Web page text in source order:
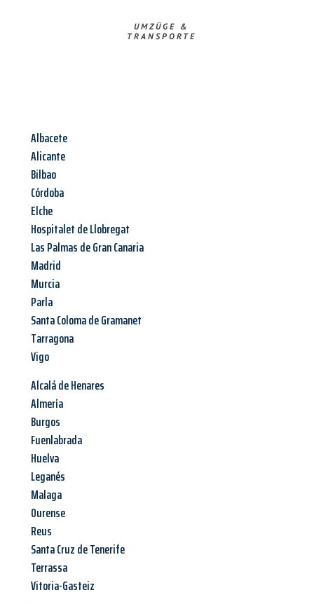
UMZÜGE &
TRANSPORTE
Albacete
Alicante
Bilbao
Córdoba
Elche
Hospitalet de Llobregat
Las Palmas de Gran Canaria
Madrid
Murcia
Parla
Santa Coloma de Gramanet
Tarragona
Vigo
Alcalá de Henares
Almería
Burgos
Fuenlabrada
Huelva
Leganés
Malaga
Ourense
Reus
Santa Cruz de Tenerife
Terrassa
Vitoria-Gasteiz